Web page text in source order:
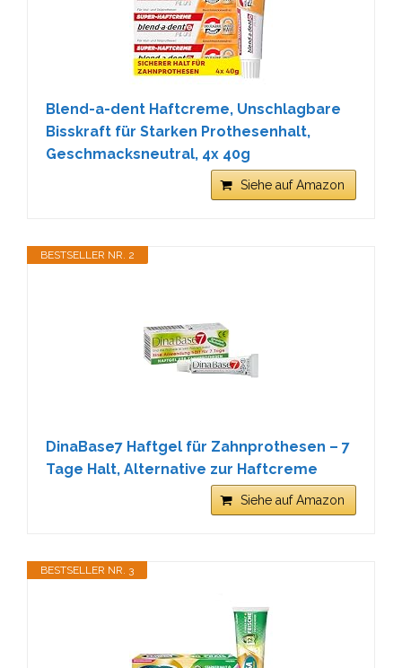
Blend-a-dent Haftcreme, Unschlagbare
Bisskraft für Starken Prothesenhalt,
Geschmacksneutral, 4x 40g
Siehe auf Amazon
BESTSELLER NR. 2
DinaBase7 Haftgel für Zahnprothesen – 7
Tage Halt, Alternative zur Haftcreme
Siehe auf Amazon
BESTSELLER NR. 3